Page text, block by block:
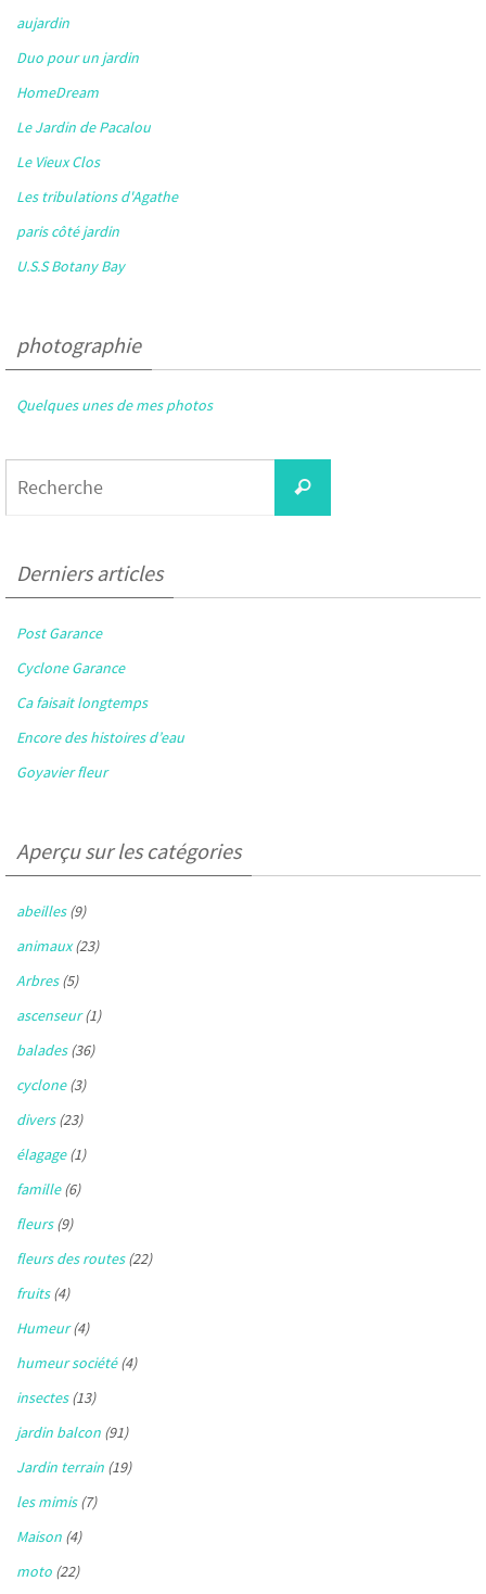
aujardin
Duo pour un jardin
HomeDream
Le Jardin de Pacalou
Le Vieux Clos
Les tribulations d'Agathe
paris côté jardin
U.S.S Botany Bay
photographie
Quelques unes de mes photos
Recherche
Derniers articles
Post Garance
Cyclone Garance
Ca faisait longtemps
Encore des histoires d’eau
Goyavier fleur
Aperçu sur les catégories
abeilles(9)
animaux(23)
Arbres(5)
ascenseur(1)
balades(36)
cyclone(3)
divers(23)
élagage(1)
famille(6)
fleurs(9)
fleurs des routes(22)
fruits(4)
Humeur(4)
humeur société(4)
insectes(13)
jardin balcon (91)
Jardin terrain (19)
les mimis(7)
Maison (4)
moto (22)